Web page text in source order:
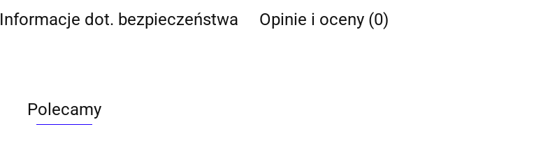
Informacje dot. bezpieczeństwa Opinie i oceny (0)
Polecamy